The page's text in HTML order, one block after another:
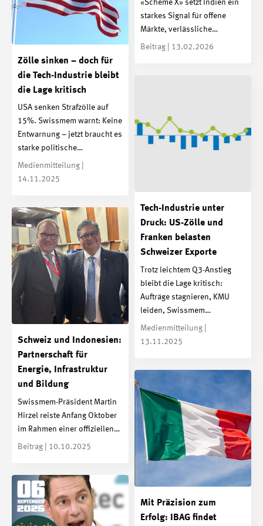
«Scheme X» setzt Indien ein
starkes Signal für offene
Märkte, verlässliche…
Beitrag | 13.02.2026
Zölle sinken – doch für
die Tech-Industrie bleibt
die Lage kritisch
USA senken Strafzölle auf
15%. Swissmem warnt: Keine
Entwarnung – jetzt braucht es
starke politische…
Medienmitteilung |
14.11.2025
Tech-Industrie unter
Druck: US-Zölle und
Franken belasten
Schweizer Exporte
Trotz leichtem Q3-Anstieg
bleibt die Lage kritisch:
Aufträge stagnieren, KMU
leiden, Swissmem…
Medienmitteilung |
13.11.2025
Schweiz und Indonesien:
Partnerschaft für
Energie, Infrastruktur
und Bildung
Swissmem-Präsident Martin
Hirzel reiste Anfang Oktober
im Rahmen einer offiziellen…
Beitrag | 10.10.2025
Mit Präzision zum
Erfolg: IBAG findet